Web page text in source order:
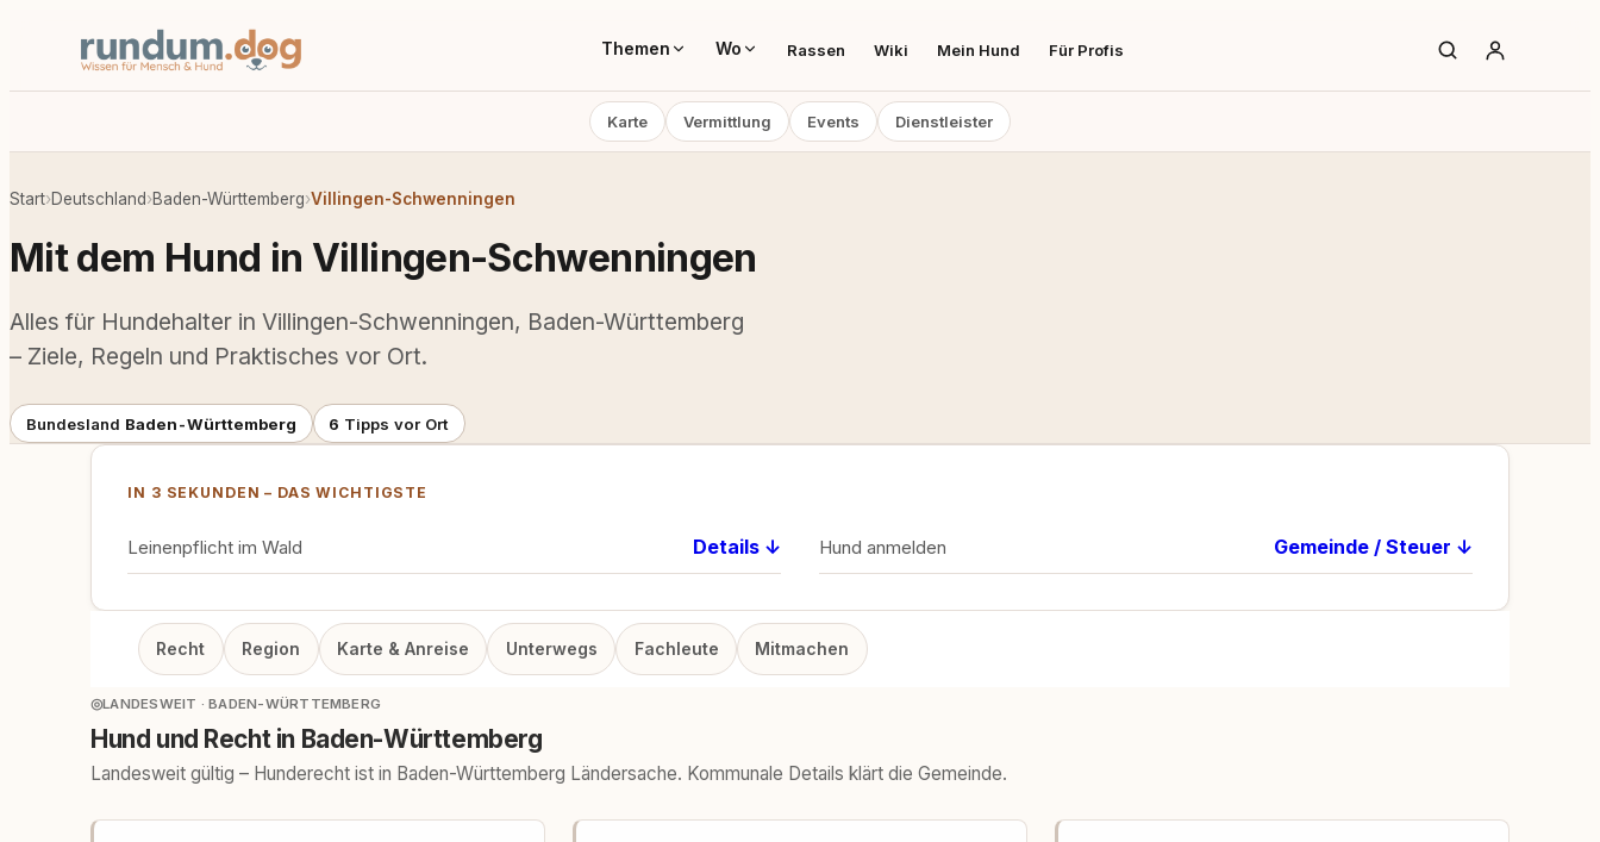
Themen Wo Rassen Wiki Mein Hund Für Profis
Karte Vermittlung Events Dienstleister
Start›Deutschland›Baden-Württemberg›Villingen-Schwenningen
Mit dem Hund in Villingen-Schwenningen
Alles für Hundehalter in Villingen-Schwenningen, Baden-Württemberg
– Ziele, Regeln und Praktisches vor Ort.
Bundesland Baden-Württemberg 6 Tipps vor Ort
IN 3 SEKUNDEN – DAS WICHTIGSTE
Leinenpflicht im Wald Details ↓ Hund anmelden Gemeinde / Steuer ↓
Recht Region Karte & Anreise Unterwegs Fachleute Mitmachen
◎LANDESWEIT · BADEN-WÜRTTEMBERG
Hund und Recht in Baden-Württemberg
Landesweit gültig – Hunderecht ist in Baden-Württemberg Ländersache. Kommunale Details klärt die Gemeinde.